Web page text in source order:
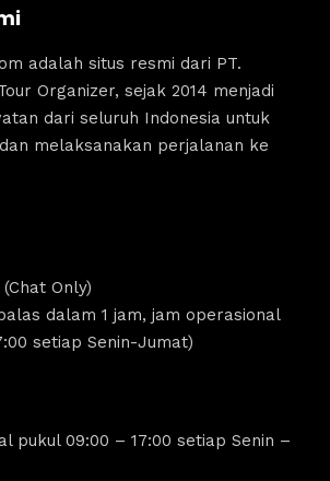
adalah situs resmi dari PT.
Organizer, sejak 2014 menjadi
dari seluruh Indonesia untuk
melaksanakan perjalanan ke
(Chat Only)
dalam 1 jam, jam operasional
setiap Senin-Jumat)
pukul 09:00 – 17:00 setiap Senin –